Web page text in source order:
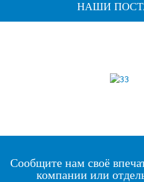
НАШИ
Сообщите нам своё
компании или